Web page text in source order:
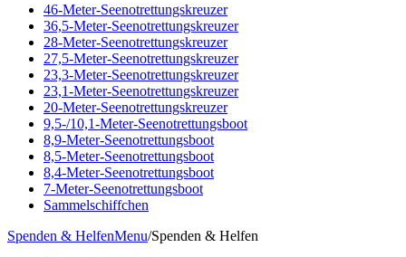
46-Meter-Seenotrettungskreuzer
36,5-Meter-Seenotrettungskreuzer
28-Meter-Seenotrettungskreuzer
27,5-Meter-Seenotrettungskreuzer
23,3-Meter-Seenotrettungskreuzer
23,1-Meter-Seenotrettungskreuzer
20-Meter-Seenotrettungskreuzer
9,5-/10,1-Meter-Seenotrettungsboot
8,9-Meter-Seenotrettungsboot
8,5-Meter-Seenotrettungsboot
8,4-Meter-Seenotrettungsboot
7-Meter-Seenotrettungsboot
Sammelschiffchen
Spenden & HelfenMenu/Spenden & Helfen